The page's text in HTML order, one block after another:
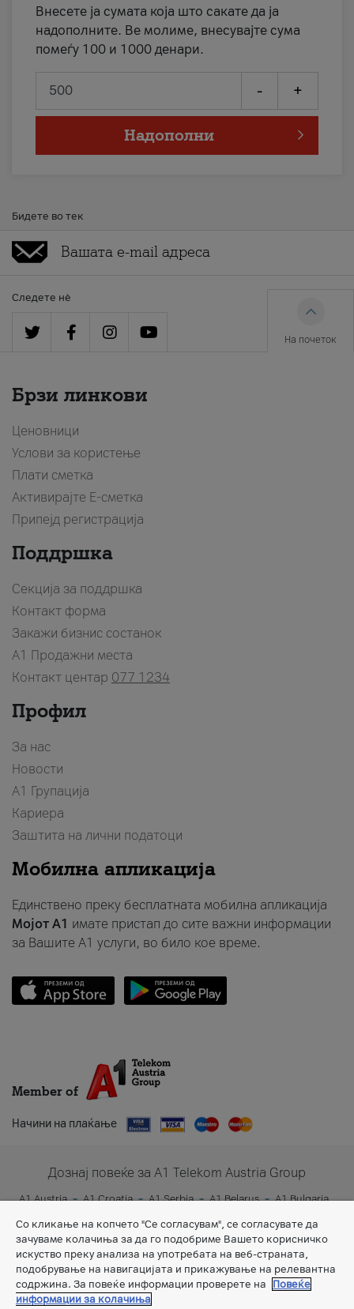
Внесете ја сумата која што сакате да ја
надополните. Ве молиме, внесувајте сума
помеѓу 100 и 1000 денари.
- +
Надополни
Бидете во тек
Следете нè
На почеток
Брзи линкови
Ценовници
Услови за користење
Плати сметка
Активирајте Е-сметка
Припејд регистрација
Поддршка
Секција за поддршка
Контакт форма
Закажи бизнис состанок
A1 Продажни места
Контакт центар 077 1234
Профил
За нас
Новости
А1 Групација
Кариера
Заштита на лични податоци
Мобилна апликација
Единствено преку бесплатната мобилна апликација
Мојот A1 имате пристап до сите важни информации
за Вашите A1 услуги, во било кое време.
Member of
Начини на плаќање
Дознај повеќе за A1 Telekom Austria Group
A1 Austria A1 Croatia A1 Serbia A1 Belarus
A1 Bulgaria
A1 Slovenia
A1 Digital
Со кликање на копчето "Се согласувам", се согласувате да
зачуваме колачиња за да го подобриме Вашето корисничко
искуство преку анализа на употребата на веб-страната,
подобрување на навигацијата и прикажување на релевантна
содржина. За повеќе информации проверете на
Повеќе
информации за колачиња